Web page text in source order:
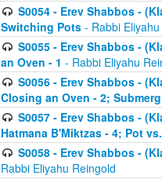
S0054 - Erev Shabbos -
Switching Pots - Rabbi
S0055 - Erev Shabbos -
an Oven - 1 - Rabbi Eliyahu
S0056 - Erev Shabbos -
Closing an Oven - 2;
S0057 - Erev Shabbos -
Hatmana B'Miktzas - 4; Pot
S0058 - Erev Shabbos -
Rabbi Eliyahu Reingold